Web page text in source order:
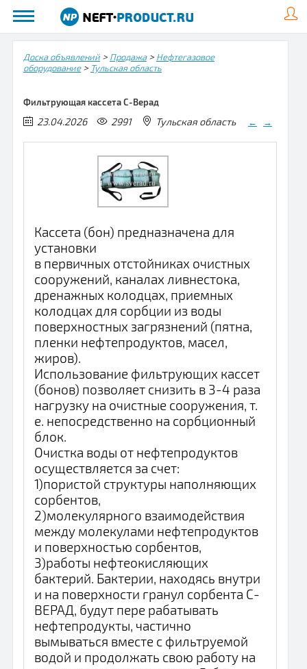
Доска объявлений> Продажа> Нефтегазовое
оборудование> Тульская область
Фильтрующая кассета С-Верад
23.04.2026 2991 Тульская область ← →
Кассета (бон) предназначена для
установки
в первичных отстойниках очистных
сооружений, каналах ливнестока,
дренажных колодцах, приемных
колодцах для сорбции из воды
поверхностных загрязнений (пятна,
пленки нефтепродуктов, масел,
жиров).
Использование фильтрующих кассет
(бонов) позволяет снизить в 3-4 раза
нагрузку на очистные сооружения, т.
е. непосредственно на сорбционный
блок.
Очистка воды от нефтепродуктов
осуществляется за счет:
1)пористой структуры наполняющих
сорбентов,
2)молекулярного взаимодействия
между молекулами нефтепродуктов
и поверхностью сорбентов,
3)работы нефтеокисляющих
бактерий. Бактерии, находясь внутри
и на поверхности гранул сорбента С-
ВЕРАД, будут пере рабатывать
нефтепродукты, частично
вымываться вместе с фильтруемой
водой и продолжать свою работу на